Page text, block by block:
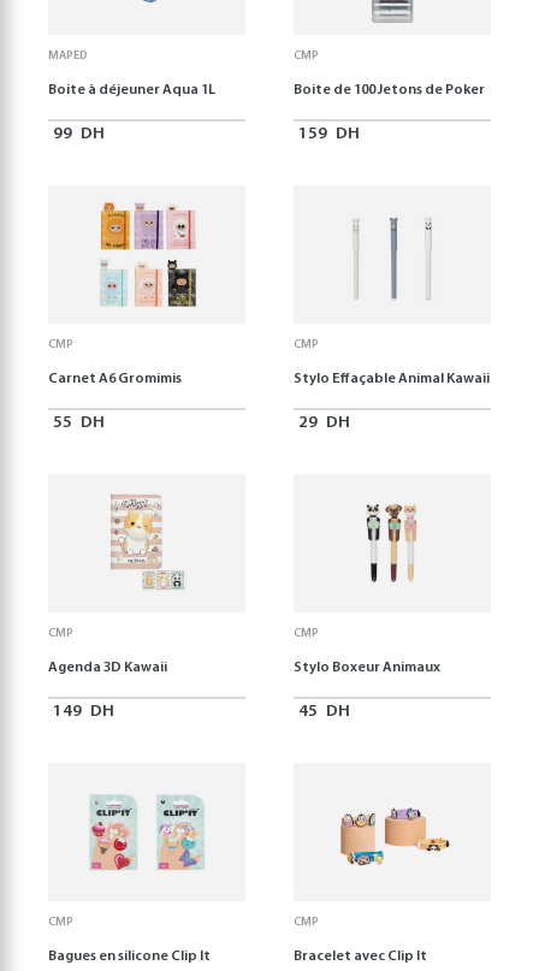
MAPED
Boite à déjeuner Aqua 1L
99 DH
CMP
Boite de 100 Jetons de Poker
159 DH
CMP
Carnet A6 Gromimis
55 DH
CMP
Stylo Effaçable Animal Kawaii
29 DH
CMP
Agenda 3D Kawaii
149 DH
CMP
Stylo Boxeur Animaux
45 DH
CMP
Bagues en silicone Clip It
CMP
Bracelet avec Clip It